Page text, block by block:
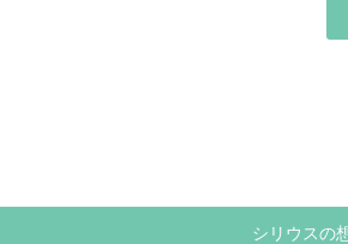
シリウスの